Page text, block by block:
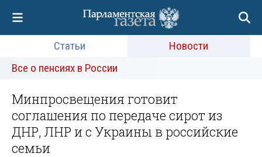
Статьи
Новости
Все о пенсиях в России
Минпросвещения готовит
соглашения по передаче сирот из
ДНР, ЛНР и с Украины в российские
семьи